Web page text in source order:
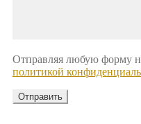
Отправляя любую форму
политикой